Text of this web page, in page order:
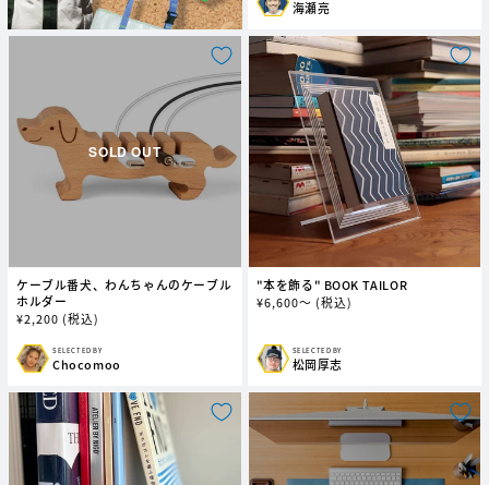
格
販
元:
海瀬亮
ケーブル番犬、わんちゃんのケーブル
ホルダー
通
価
格
¥2,200 (税込)
SELECTED BY
販
元:
Chocomoo
"本を飾る" BOOK TAILOR
通
格
¥6,600～ (税込)
SELECTED BY
販
元:
松岡厚志